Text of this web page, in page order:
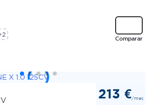
Comparar
213 €/mes